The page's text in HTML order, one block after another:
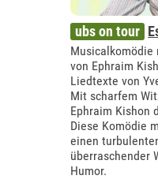
ubs on tour
Musicalkomödie
von Ephraim
Liedtexte von
Mit scharfem
Ephraim Kishon
Diese Komödie
einen
überraschender
Humor.